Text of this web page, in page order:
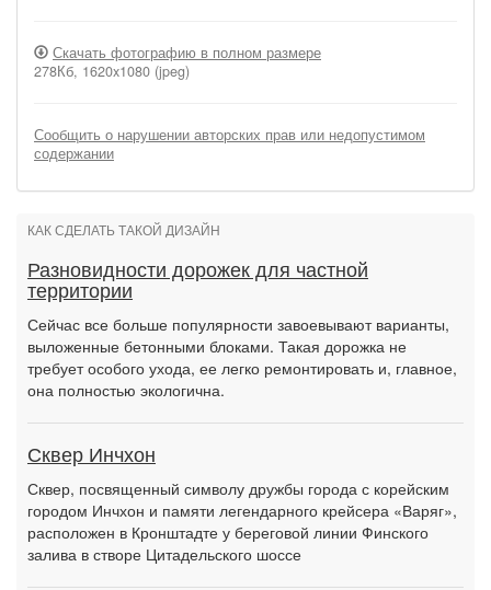
Скачать фотографию в полном размере
278Кб, 1620x1080 (jpeg)
Сообщить о нарушении авторских прав или недопустимом
содержании
КАК СДЕЛАТЬ ТАКОЙ ДИЗАЙН
Разновидности дорожек для частной
территории
Сейчас все больше популярности завоевывают варианты,
выложенные бетонными блоками. Такая дорожка не
требует особого ухода, ее легко ремонтировать и, главное,
она полностью экологична.
Сквер Инчхон
Сквер, посвященный символу дружбы города с корейским
городом Инчхон и памяти легендарного крейсера «Варяг»,
расположен в Кронштадте у береговой линии Финского
залива в створе Цитадельского шоссе